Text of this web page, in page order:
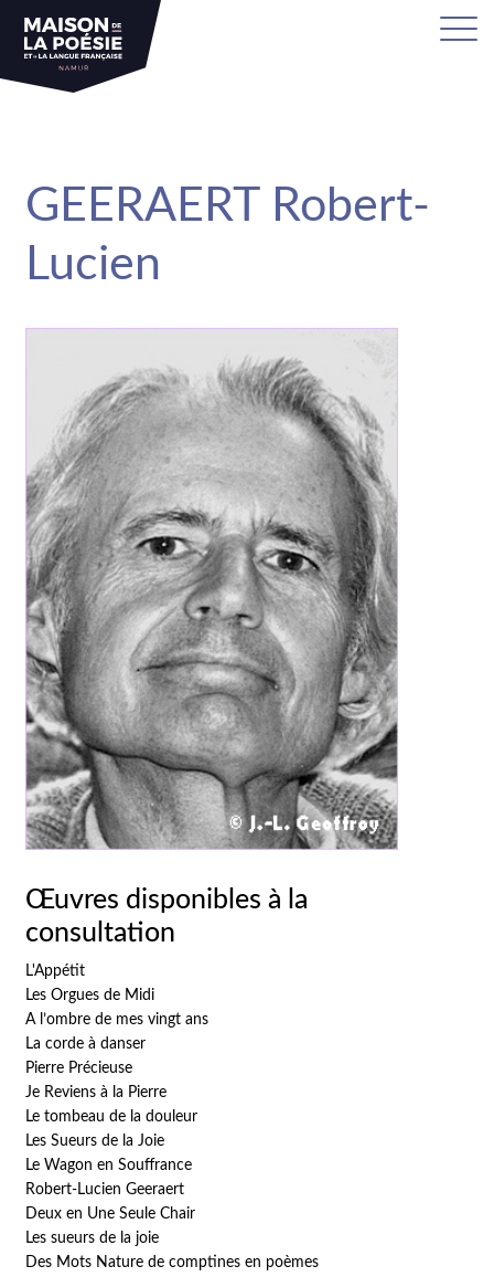
GEERAERT Robert-
Lucien
Œuvres disponibles à la
consultation
L'Appétit
Les Orgues de Midi
A l’ombre de mes vingt ans
La corde à danser
Pierre Précieuse
Je Reviens à la Pierre
Le tombeau de la douleur
Les Sueurs de la Joie
Le Wagon en Souffrance
Robert-Lucien Geeraert
Deux en Une Seule Chair
Les sueurs de la joie
Des Mots Nature de comptines en poèmes